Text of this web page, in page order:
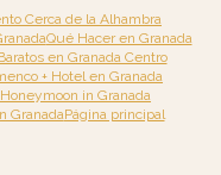
Cerca de la Alhambra
Qué Hacer en Granada
en Granada Centro
+ Hotel en Granada
Honeymoon in Granada
GranadaPágina principal